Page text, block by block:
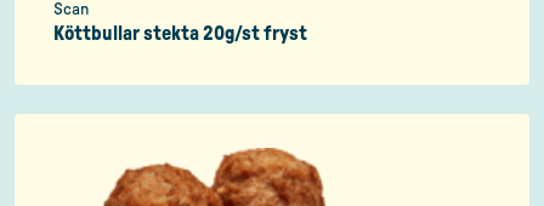
Scan
Köttbullar stekta 20g/st fryst